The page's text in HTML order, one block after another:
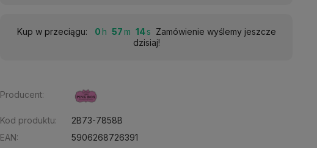
Kup w przeciągu: 0 57 13
Zamówienie wyślemy jeszcze
dzisiaj!
Producent:
Kod produktu:
2B73-7858B
EAN:
5906268726391